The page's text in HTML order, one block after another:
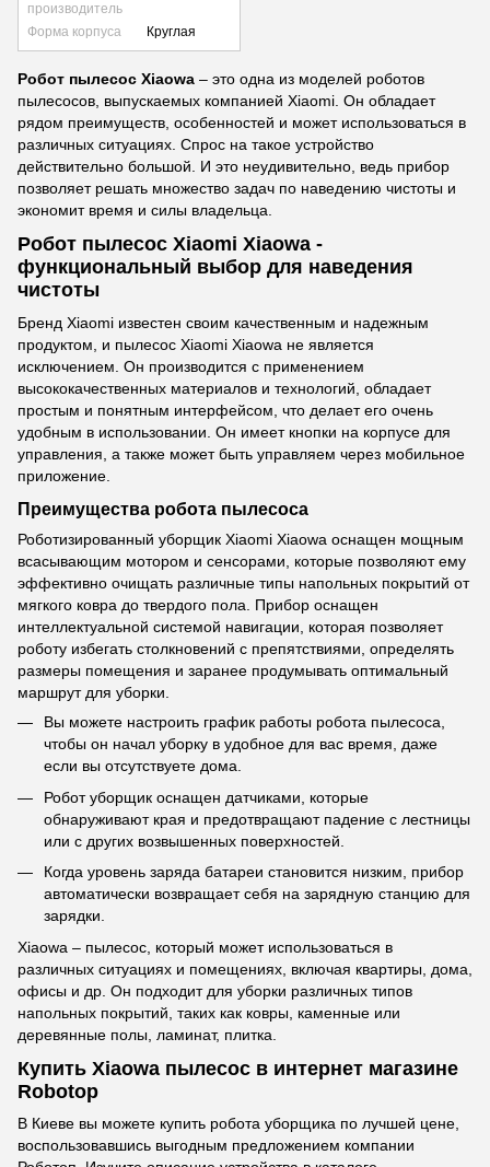
производитель
Форма корпуса Круглая
Робот пылесос Xiaowa – это одна из моделей роботов
пылесосов, выпускаемых компанией Xiaomi. Он обладает
рядом преимуществ, особенностей и может использоваться в
различных ситуациях. Спрос на такое устройство
действительно большой. И это неудивительно, ведь прибор
позволяет решать множество задач по наведению чистоты и
экономит время и силы владельца.
Робот пылесос Xiaomi Xiaowa -
функциональный выбор для наведения
чистоты
Бренд Xiaomi известен своим качественным и надежным
продуктом, и пылесос Xiaomi Xiaowa не является
исключением. Он производится с применением
высококачественных материалов и технологий, обладает
простым и понятным интерфейсом, что делает его очень
удобным в использовании. Он имеет кнопки на корпусе для
управления, а также может быть управляем через мобильное
приложение.
Преимущества робота пылесоса
Роботизированный уборщик Xiaomi Xiaowa оснащен мощным
всасывающим мотором и сенсорами, которые позволяют ему
эффективно очищать различные типы напольных покрытий от
мягкого ковра до твердого пола. Прибор оснащен
интеллектуальной системой навигации, которая позволяет
роботу избегать столкновений с препятствиями, определять
размеры помещения и заранее продумывать оптимальный
маршрут для уборки.
Вы можете настроить график работы робота пылесоса,
чтобы он начал уборку в удобное для вас время, даже
если вы отсутствуете дома.
Робот уборщик оснащен датчиками, которые
обнаруживают края и предотвращают падение с лестницы
или с других возвышенных поверхностей.
Когда уровень заряда батареи становится низким, прибор
автоматически возвращает себя на зарядную станцию для
зарядки.
Xiaowa – пылесос, который может использоваться в
различных ситуациях и помещениях, включая квартиры, дома,
офисы и др. Он подходит для уборки различных типов
напольных покрытий, таких как ковры, каменные или
деревянные полы, ламинат, плитка.
Купить Xiaowa пылесос в интернет магазине
Robotop
В Киеве вы можете купить робота уборщика по лучшей цене,
воспользовавшись выгодным предложением компании